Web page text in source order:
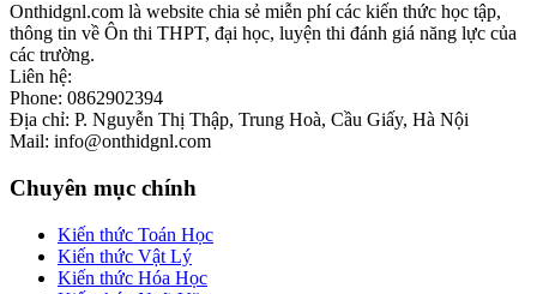
Onthidgnl.com là website chia sẻ miễn phí các kiến thức học tập,
thông tin về Ôn thi THPT, đại học, luyện thi đánh giá năng lực của
các trường.
Liên hệ:
Phone: 0862902394
Địa chỉ: P. Nguyễn Thị Thập, Trung Hoà, Cầu Giấy, Hà Nội
Mail: info@onthidgnl.com
Chuyên mục chính
Kiến thức Toán Học
Kiến thức Vật Lý
Kiến thức Hóa Học